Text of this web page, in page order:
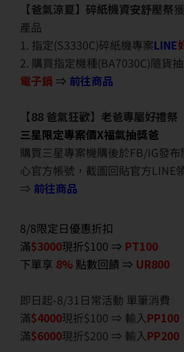
【爸氣涼夏】碎紙機資安舒壓祭
產品
1. 指定(S3330C)碎紙機專案LINE
2. 購買指定機種(BA7030C)隨貨
電子鍋 ⇒ 前往商品
【88 爸氣狂歡】老爸專屬好禮祭
三星限定專案價X福氣抽獎爸
購買三星專案機購後於FB/IG發
心官方帳號，截圖回貼官方LINE
⇒ 前往商品
8/8限定日優惠折扣
滿$3000現折$100 ⇒ PT100
下單享 8% 點數回饋 ⇒ UR800
即日起-8/31日常活動 單筆消費
滿$4000現折$100 ⇒ 輸入PP100
滿$6000現折$200 ⇒ 輸入PP200